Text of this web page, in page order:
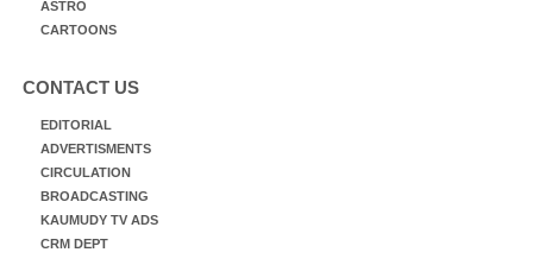
ASTRO
CARTOONS
CONTACT US
EDITORIAL
ADVERTISMENTS
CIRCULATION
BROADCASTING
KAUMUDY TV ADS
CRM DEPT